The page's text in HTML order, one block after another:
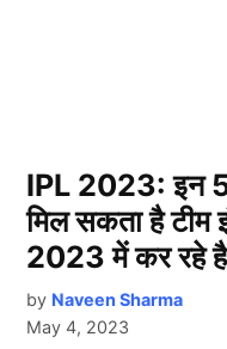
IPL 2023: इन 5
मिल सकता है टीम
2023 में कर रहे है
by Naveen Sharma
May 4, 2023